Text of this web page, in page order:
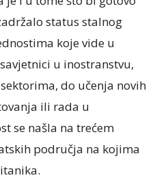
status stalnog
koje vide u
u inostranstvu,
do učenja novih
ili rada u
se našla na trećem
područja na kojima